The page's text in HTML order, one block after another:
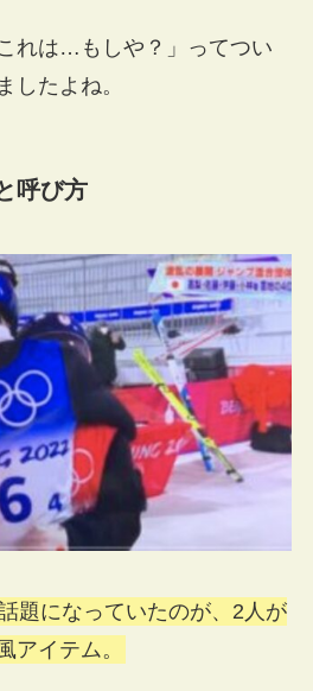
れは…もしや？」ってつい
したよね。
呼び方
題になっていたのが、2人が
アイテム。